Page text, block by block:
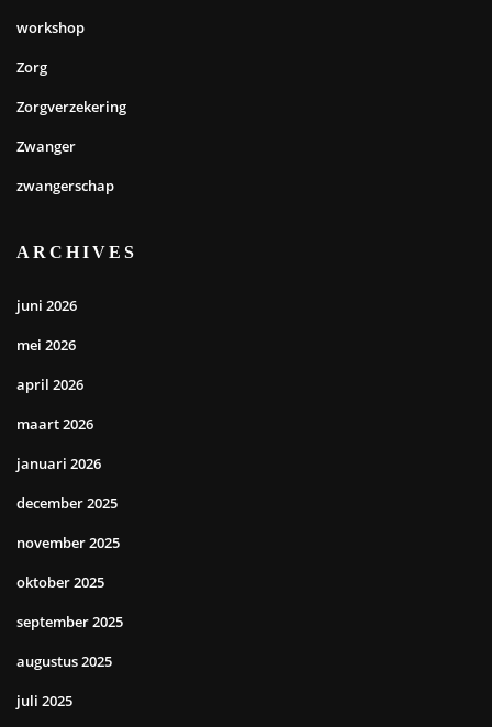
workshop
Zorg
Zorgverzekering
Zwanger
zwangerschap
ARCHIVES
juni 2026
mei 2026
april 2026
maart 2026
januari 2026
december 2025
november 2025
oktober 2025
september 2025
augustus 2025
juli 2025